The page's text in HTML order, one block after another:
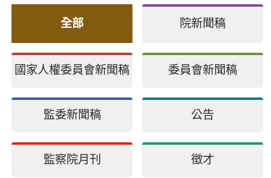
全部 院新聞稿
國家人權委員會新聞稿 委員會新聞稿
監委新聞稿 公告
監察院月刊 徵才